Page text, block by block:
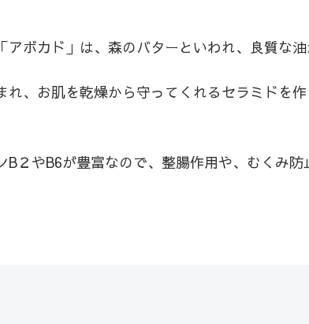
ボカド」は、森のバターといわれ、良質な油
れ、お肌を乾燥から守ってくれるセラミドを
B２やB6が豊富なので、整腸作用や、むくみ